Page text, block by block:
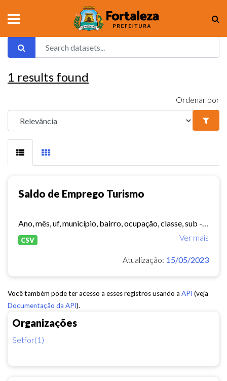
Organizações
Setfor(1)
1 results found
Ordenar por
Saldo de Emprego Turismo
Ver mais
CSV
Atualização: 15/05/2023
Você também pode ter acesso a esses registros usando a API (veja
Documentação da API).